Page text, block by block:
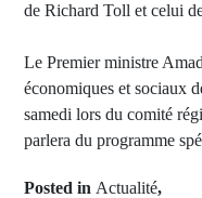
de Richard Toll et celui
Le Premier ministre
économiques et sociaux
samedi lors du comité
parlera du programme
Posted in Actualité,